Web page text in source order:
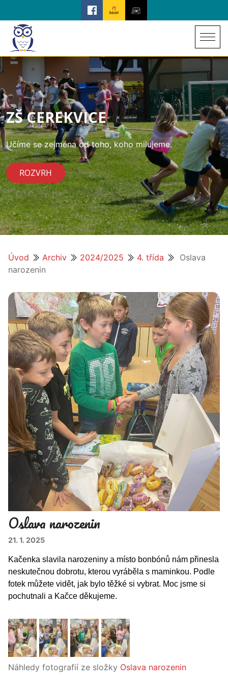
ZŠ CEREKVICE
Učíme se zejména od toho, koho milujeme.
ROZVRH
Úvod Archiv 2024/2025 4. třída
Oslava
narozenin
Oslava narozenin
21. 1. 2025
Kačenka slavila narozeniny a místo bonbónů nám přinesla
neskutečnou dobrotu, kterou vyráběla s maminkou. Podle
fotek můžete vidět, jak bylo těžké si vybrat. Moc jsme si
pochutnali a Kačce děkujeme.
Náhledy fotografií ze složky Oslava narozenin